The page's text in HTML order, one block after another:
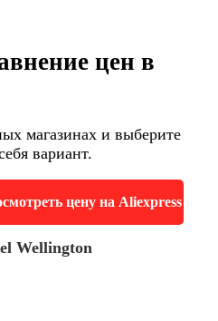
цен в
магазинах и выберите
вариант.
цену на Aliexpress
Wellington